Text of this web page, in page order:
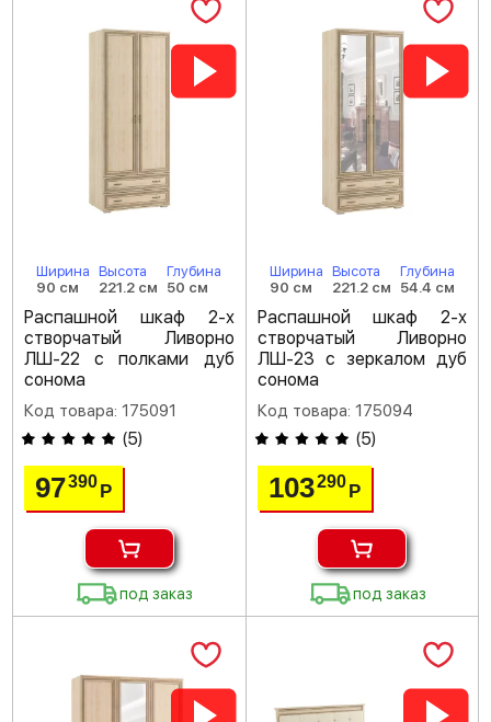
Ширина
90 см
Высота
221.2 см
Глубина
50 см
Распашной шкаф 2-х
створчатый Ливорно
ЛШ-22 с полками дуб
сонома
Код товара: 175091
(5)
97390Р
под заказ
Ширина
90 см
Высота
221.2 см
Глубина
54.4 см
Распашной шкаф 2-х
створчатый Ливорно
ЛШ-23 с зеркалом дуб
сонома
Код товара: 175094
(5)
103290 Р
под заказ